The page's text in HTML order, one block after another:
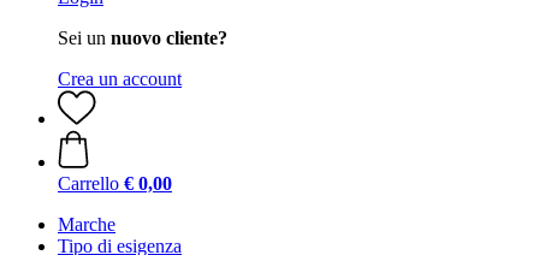
Sei un nuovo cliente?
Crea un account
Carrello € 0,00
Marche
Tipo di esigenza